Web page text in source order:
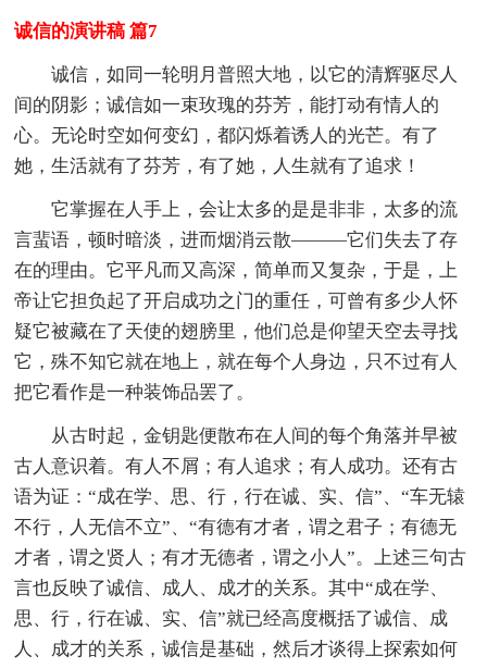
诚信的演讲稿 篇7
诚信，如同一轮明月普照大地，以它的清辉驱尽人
间的阴影；诚信如一束玫瑰的芬芳，能打动有情人的
心。无论时空如何变幻，都闪烁着诱人的光芒。有了
她，生活就有了芬芳，有了她，人生就有了追求！
它掌握在人手上，会让太多的是是非非，太多的流
言蜚语，顿时暗淡，进而烟消云散———它们失去了存
在的理由。它平凡而又高深，简单而又复杂，于是，上
帝让它担负起了开启成功之门的重任，可曾有多少人怀
疑它被藏在了天使的翅膀里，他们总是仰望天空去寻找
它，殊不知它就在地上，就在每个人身边，只不过有人
把它看作是一种装饰品罢了。
从古时起，金钥匙便散布在人间的每个角落并早被
古人意识着。有人不屑；有人追求；有人成功。还有古
语为证：“成在学、思、行，行在诚、实、信”、“车无辕
不行，人无信不立”、“有德有才者，谓之君子；有德无
才者，谓之贤人；有才无德者，谓之小人”。上述三句古
言也反映了诚信、成人、成才的关系。其中“成在学、
思、行，行在诚、实、信”就已经高度概括了诚信、成
人、成才的关系，诚信是基础，然后才谈得上探索如何